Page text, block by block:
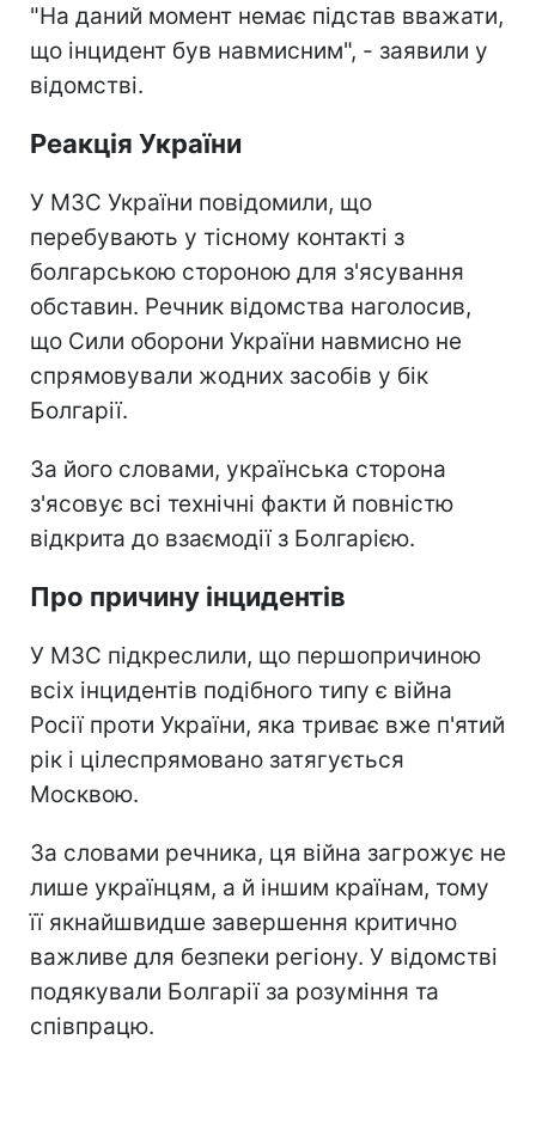
"На даний момент немає підстав вважати,
що інцидент був навмисним", - заявили у
відомстві.
Реакція України
У МЗС України повідомили, що
перебувають у тісному контакті з
болгарською стороною для з'ясування
обставин. Речник відомства наголосив,
що Сили оборони України навмисно не
спрямовували жодних засобів у бік
Болгарії.
За його словами, українська сторона
з'ясовує всі технічні факти й повністю
відкрита до взаємодії з Болгарією.
Про причину інцидентів
У МЗС підкреслили, що першопричиною
всіх інцидентів подібного типу є війна
Росії проти України, яка триває вже п'ятий
рік і цілеспрямовано затягується
Москвою.
За словами речника, ця війна загрожує не
лише українцям, а й іншим країнам, тому
її якнайшвидше завершення критично
важливе для безпеки регіону. У відомстві
подякували Болгарії за розуміння та
співпрацю.